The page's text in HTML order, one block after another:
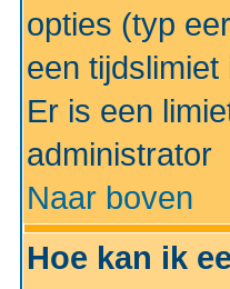
opties (typ
een
Er is een
administrator
Naar boven
Hoe kan ik